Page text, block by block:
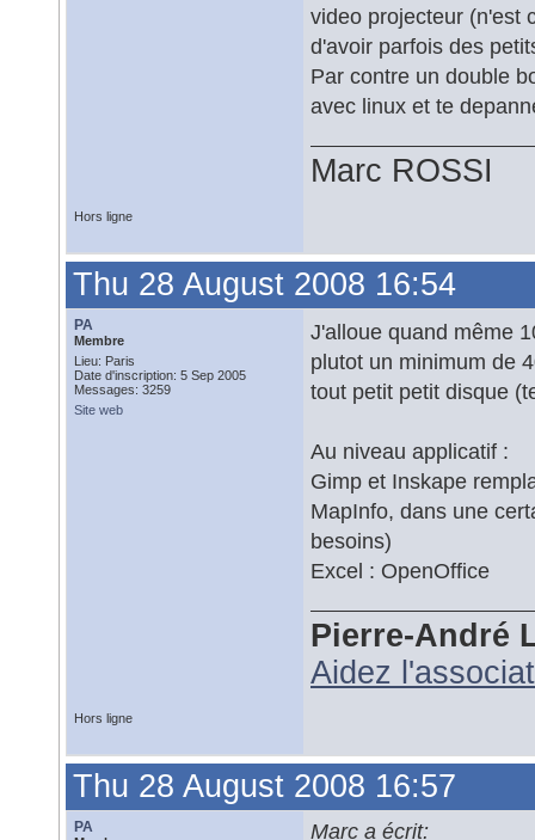
video projecteur (n'est
d'avoir parfois des
Par contre un double
avec linux et te
Marc ROSSI
Hors ligne
Thu 28 August 2008 16:54
PA
Membre
Lieu: Paris
Date d'inscription: 5 Sep 2005
Messages: 3259
Site web
J'alloue quand même
plutot un minimum de
tout petit petit disque
Au niveau applicatif :
Gimp et Inskape
MapInfo, dans une
besoins)
Excel : OpenOffice
Pierre-André
Aidez
Hors ligne
Thu 28 August 2008 16:57
PA Marc a écrit: